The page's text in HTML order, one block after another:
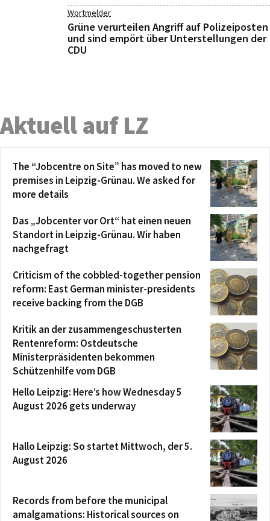
Wortmelder
Grüne verurteilen Angriff auf Polizeiposten
und sind empört über Unterstellungen der
CDU
Aktuell auf LZ
The “Jobcentre on Site” has moved to new
premises in Leipzig-Grünau. We asked for
more details
Das „Jobcenter vor Ort“ hat einen neuen
Standort in Leipzig-Grünau. Wir haben
nachgefragt
Criticism of the cobbled-together pension
reform: East German minister-presidents
receive backing from the DGB
Kritik an der zusammengeschusterten
Rentenreform: Ostdeutsche
Ministerpräsidenten bekommen
Schützenhilfe vom DGB
Hello Leipzig: Here’s how Wednesday 5
August 2026 gets underway
Hallo Leipzig: So startet Mittwoch, der 5.
August 2026
Records from before the municipal
amalgamations: Historical sources on